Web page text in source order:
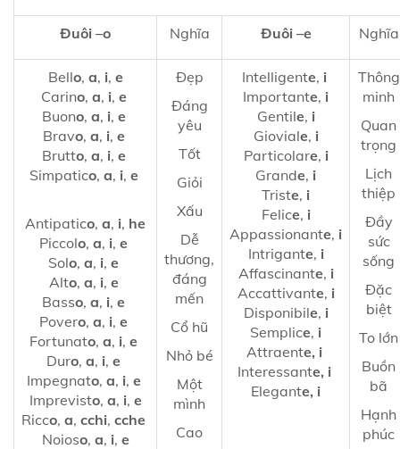
Đuôi –o Nghĩa Đuôi –e Nghĩa
Bello, a, i, e
Carino, a, i, e
Buono, a, i, e
Bravo, a, i, e
Brutto, a, i, e
Simpatico, a, i, e
Antipatico, a, i, he
Piccolo, a, i, e
Solo, a, i, e
Alto, a, i, e
Basso, a, i, e
Povero, a, i, e
Fortunato, a, i, e
Duro, a, i, e
Impegnato, a, i, e
Imprevisto, a, i, e
Ricco, a, cchi, cche
Noioso, a, i, e
Đẹp
Đáng
yêu
Tốt
Giỏi
Xấu
Dễ
thương,
đáng
mến
Cổ hũ
Nhỏ bé
Một
mình
Cao
Intelligente, i
Importante, i
Gentile, i
Gioviale, i
Particolare, i
Grande, i
Triste, i
Felice, i
Appassionante, i
Intrigante, i
Affascinante, i
Accattivante, i
Disponibile, i
Semplice, i
Attraente, i
Interessante, i
Elegante, i
Thông
minh
Quan
trọng
Lịch
thiệp
Đầy
sức
sống
Đặc
biệt
To lớn
Buồn
bã
Hạnh
phúc